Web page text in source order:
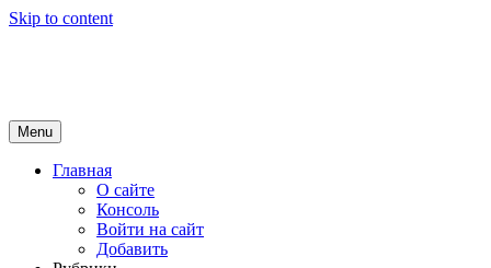
Skip to content
Menu
Главная
О сайте
Консоль
Войти на сайт
Добавить